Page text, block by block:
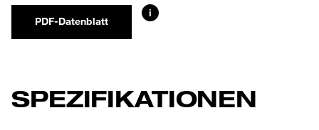
PDF-Datenblatt
i
SPEZIFIKATIONEN